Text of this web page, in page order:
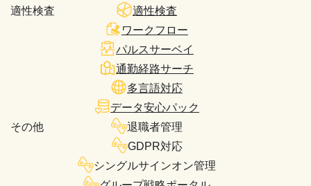
適性検査
適性検査
その他
ワークフロー
パルスサーベイ
通勤経路サーチ
多言語対応
データ安心パック
退職者管理
GDPR対応
シングルサインオン管理